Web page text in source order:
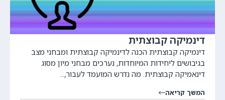
דינמיקה קבוצתית
דינמיקה קבוצתית הכנה לדינמיקה קבוצתית ומבחני מצב
בגיבושים ליחידות המיוחדות, נערכים מבחני מיון מסוג
דינאמיקה קבוצתית. מה נדרש המועמד לעבור,...
המשך קריאה